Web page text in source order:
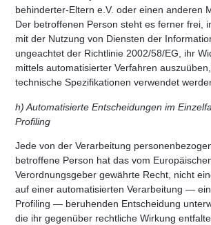
behinderter-Eltern e.V. oder einen anderen
Der betroffenen Person steht es ferner frei,
mit der Nutzung von Diensten der
ungeachtet der Richtlinie 2002/58/EG, ihr
mittels automatisierter Verfahren
technische Spezifikationen verwendet
h) Automatisierte Entscheidungen im
Profiling
Jede von der Verarbeitung
betroffene Person hat das vom
Verordnungsgeber gewährte Recht, nicht
auf einer automatisierten Verarbeitung —
Profiling — beruhenden Entscheidung
die ihr gegenüber rechtliche Wirkung